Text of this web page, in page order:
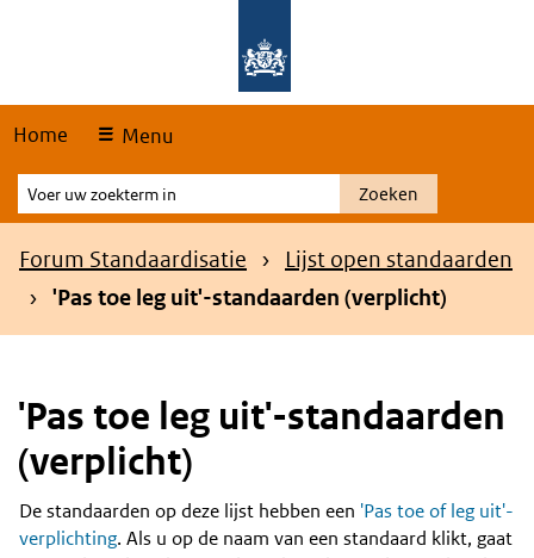
Home Menu
Voer
uw
zoekterm
Zoeken
Kruimelpad
Forum Standaardisatie
Lijst open standaarden
'Pas toe leg uit'-standaarden (verplicht)
'Pas toe leg uit'-standaarden
(verplicht)
Content
De standaarden op deze lijst hebben een 'Pas toe of leg uit'-
verplichting. Als u op de naam van een standaard klikt, gaat